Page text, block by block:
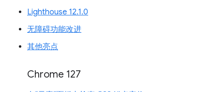
Lighthouse 12.1.0
无障碍功能改进
其他亮点
Chrome 127